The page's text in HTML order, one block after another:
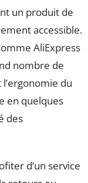
un produit de
accessible.
AliExpress
nombre de
du
en quelques
des
d’un service